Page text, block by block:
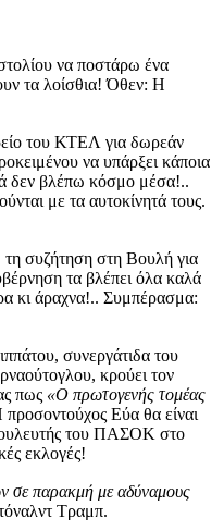
να ποστάρω ένα
τα λοίσθια! Όθεν: Η
του ΚΤΕΛ για δωρεάν
να υπάρξει κάποια
δεν βλέπω κόσμο μέσα!..
με τα αυτοκίνητά τους.
συζήτηση στη Βουλή για
τα βλέπει όλα καλά
κι άραχνα!.. Συμπέρασμα:
συνεργάτιδα του
κρούει τον
πως «Ο πρωτογενής τομέας
Εύα θα είναι
του ΠΑΣΟΚ στο
εκλογές!
σε παρακμή με αδύναμους
Τραμπ.